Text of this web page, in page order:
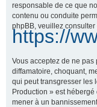
responsable de ce que
contenu ou conduite
phpBB, veuillez consulter
https://
Vous acceptez de ne pas
diffamatoire, choquant,
qui peut transgresser les
Production » est
mener à un